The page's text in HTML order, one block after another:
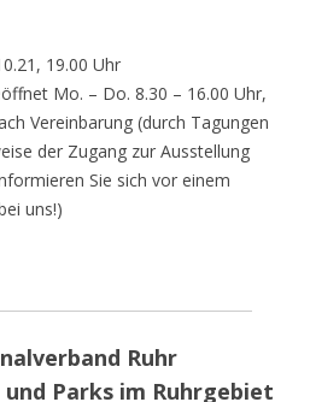
19.00 Uhr
Mo. – Do. 8.30 – 16.00 Uhr,
Vereinbarung (durch Tagungen
der Zugang zur Ausstellung
Sie sich vor einem
uns!)
Ruhr
Parks im Ruhrgebiet